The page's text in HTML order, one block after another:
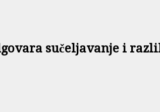
sučeljavanje i